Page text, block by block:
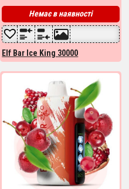
Немає в наявності
Elf Bar Ice King 30000